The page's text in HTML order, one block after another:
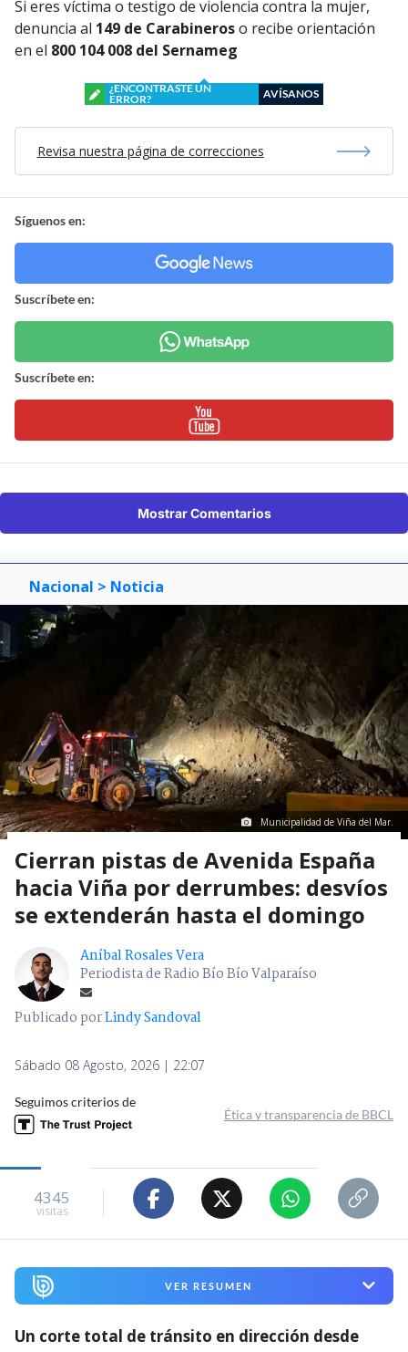
Si eres víctima o testigo de violencia contra la mujer,
denuncia al 149 de Carabineroso recibe orientación
en el 800 104 008 del Sernameg
¿ENCONTRASTE UN
ERROR?
AVÍSANOS
Revisa nuestra página de correcciones
Síguenos en:
Suscríbete en:
Suscríbete en:
Mostrar Comentarios
Nacional > Noticia
Municipalidad de Viña del Mar.
Cierran pistas de Avenida España
hacia Viña por derrumbes: desvíos
se extenderán hasta el domingo
Aníbal Rosales Vera
Periodista de Radio Bío Bío Valparaíso
Publicado porLindy Sandoval
Sábado 08 Agosto, 2026 | 22:07
Seguimos criterios de
Ética y transparencia de BBCL
4345
visitas
VER RESUMEN
Un corte total de tránsito en dirección desde